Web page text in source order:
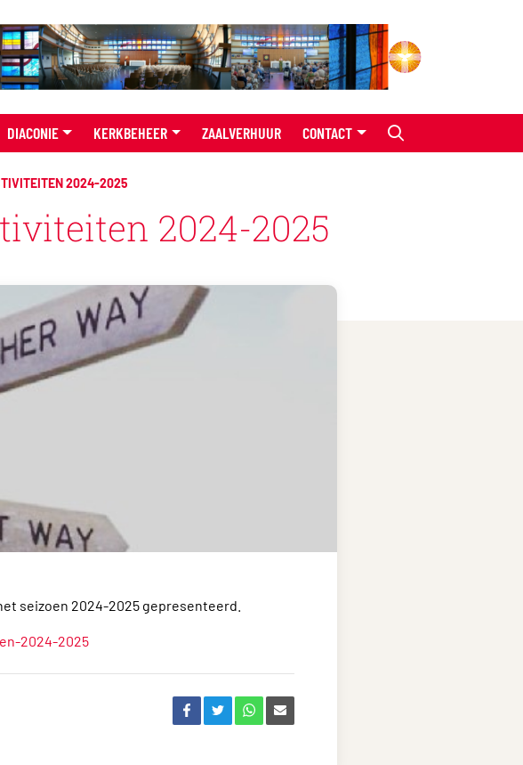
DIACONIE KERKBEHEER ZAALVERHUUR CONTACT
2024-2025
2024-2025
seizoen 2024-2025 gepresenteerd.
2024-2025